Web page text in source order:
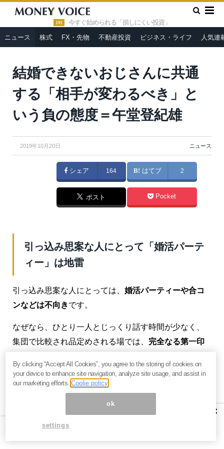
PR 今すぐ始められる「損しにくい投資」
ニュース 株式 FX・先物 不動産投資 ビジネス・ライフ 人気連
HOME » ニュース »
結婚できないおじさんに共通する「相手が
変わるべき」という負の態度＝午堂登紀雄
結婚できないおじさんに共通
する「相手が変わるべき」と
いう負の態度＝午堂登紀雄
2019年10月20日 ニュース
シェア 164 はてブ 2
ポスト Pocket
引っ込み思案な人にとって「婚活パーテ
ィー」は地雷
引っ込み思案な人にとっては、 婚活パーティーや合コ
ンなどは不向きです。
なぜなら、ひとり一人とじっくり話す時間が少なく、
集団で比較され品定めされる場では、 完全なる第一印
大人数が横一列で相対的に比べられてしまうので、結
容姿の優れた人やコミュ力が高い人しか選ばれるこ
私も独身時代、友人に誘われて合コンに参加したこと
があります（当時は「ねるとんパーティー」と呼ばれ
×
By clicking “Accept All Cookies”, you agree to the storing of cookies on
your device to enhance site navigation, analyze site usage, and assist in
our marketing efforts.Coolie policy
ok
settings